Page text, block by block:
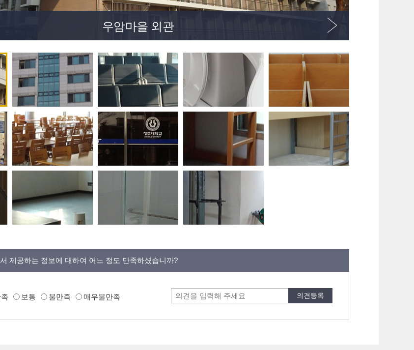
우암마을 외관
제공하는 정보에 대하여 어느 정도 만족하셨습니까?
보통 불만족 매우불만족